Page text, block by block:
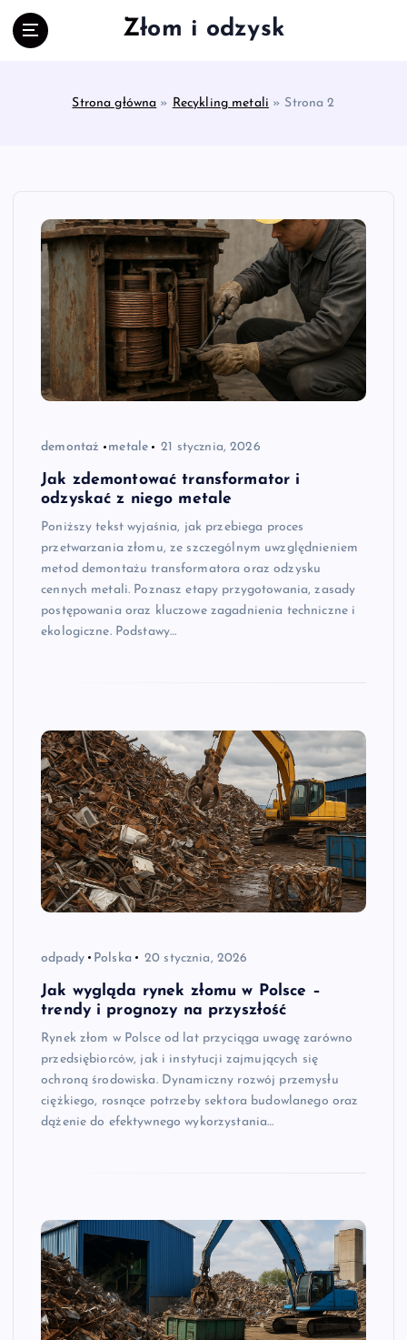
Złom i odzysk
Strona główna » Recykling metali » Strona 2
demontaż metale 21 stycznia, 2026
Jak zdemontować transformator i
odzyskać z niego metale
Poniższy tekst wyjaśnia, jak przebiega proces
przetwarzania złomu, ze szczególnym uwzględnieniem
metod demontażu transformatora oraz odzysku
cennych metali. Poznasz etapy przygotowania, zasady
postępowania oraz kluczowe zagadnienia techniczne i
ekologiczne. Podstawy…
odpady Polska 20 stycznia, 2026
Jak wygląda rynek złomu w Polsce –
trendy i prognozy na przyszłość
Rynek złom w Polsce od lat przyciąga uwagę zarówno
przedsiębiorców, jak i instytucji zajmujących się
ochroną środowiska. Dynamiczny rozwój przemysłu
ciężkiego, rosnące potrzeby sektora budowlanego oraz
dążenie do efektywnego wykorzystania…